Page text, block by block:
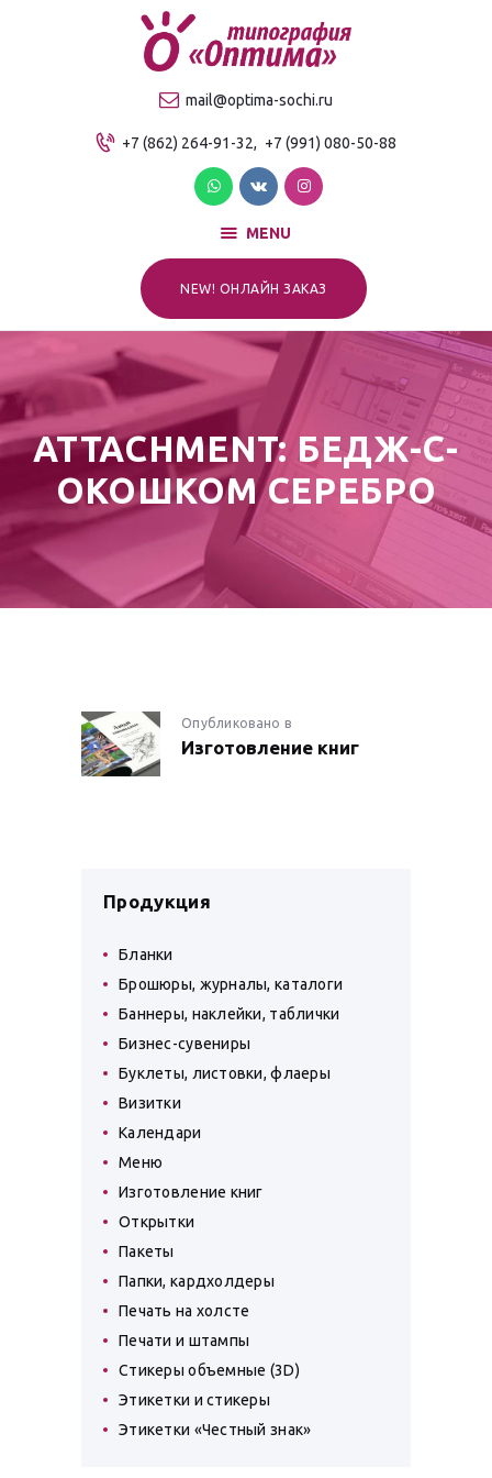
mail@optima-sochi.ru
+7 (862) 264-91-32, +7 (991) 080-50-88
MENU
NEW! ОНЛАЙН ЗАКАЗ
ATTACHMENT: БЕДЖ-С-
ОКОШКОМ СЕРЕБРО
Качественная типография в Сочи
О компании
Продукция
Услуги
Прайс-лист
Для клиентов
НАВИГАЦИЯ
ПО
Опубликовано вПредыдущая
запись:
Изготовление книг
Продукция
Бланки
Брошюры, журналы, каталоги
Баннеры, наклейки, таблички
Бизнес-сувениры
Буклеты, листовки, флаеры
Визитки
Календари
Меню
Изготовление книг
Открытки
Пакеты
Папки, кардхолдеры
Печать на холсте
Печати и штампы
Стикеры объемные (3D)
Этикетки и стикеры
Этикетки «Честный знак»